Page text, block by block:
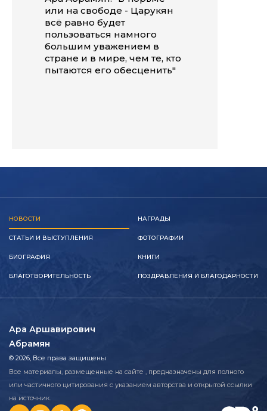
или на свободе - Царукян
всё равно будет
пользоваться намного
большим уважением в
стране и в мире, чем те, кто
пытаются его обесценить"
НОВОСТИ
СТАТЬИ И ВЫСТУПЛЕНИЯ
БИОГРАФИЯ
БЛАГОТВОРИТЕЛЬНОСТЬ
НАГРАДЫ
ФОТОГРАФИИ
КНИГИ
ПОЗДРАВЛЕНИЯ И БЛАГОДАРНОСТИ
Ара Аршавирович
Абрамян
© 2026, Все права защищены
Все материалы, размещенные на сайте , предназначены для полного
или частичного цитирования с указанием авторства и открытой ссылки
на источник.